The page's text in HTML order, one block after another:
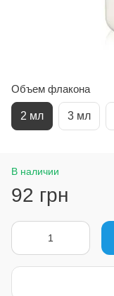
Объем флакона
2 мл 3 мл
В наличии
92 грн